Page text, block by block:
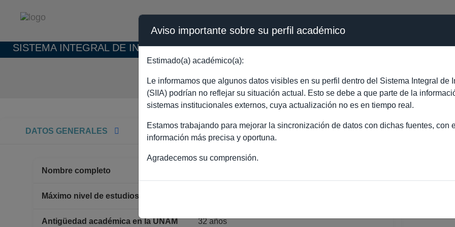
SISTEMA INTEGRAL DE INFORMACIÓN ACADÉMICA - PÚBLICO
FRANCISCO JAVIER
DATOS GENERALES
Nombre completo
Máximo nivel de estudios
Antigüedad académica en la UNAM 32 años
Aviso importante sobre su perfil académico
Estimado(a) académico(a):
Le informamos que algunos datos visibles en su perfil dentro del Sistema Integral de
(SIIA) podrían no reflejar su situación actual. Esto se debe a que parte de la
sistemas institucionales externos, cuya actualización no es en tiempo real.
Estamos trabajando para mejorar la sincronización de datos con dichas fuentes, con
información más precisa y oportuna.
Agradecemos su comprensión.